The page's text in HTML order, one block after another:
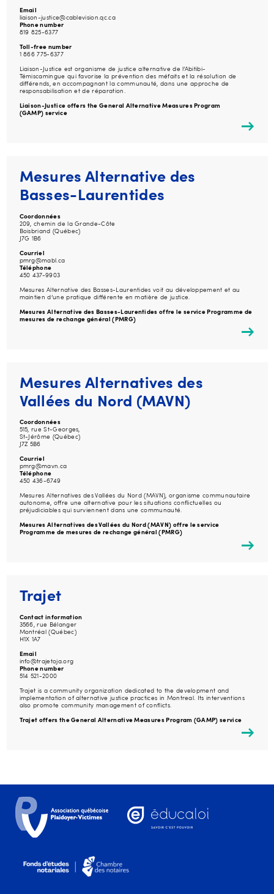
Email
liaison-justice@cablevision.qc.ca
Phone number
819 825-6377
Toll-free number
1 866 775-6377
Liaison-Justice est organisme de justice alternative de l’Abitibi-
Témiscamingue qui favorise la prévention des méfaits et la résolution de
différends, en accompagnant la communauté, dans une approche de
responsabilisation et de réparation.
Liaison-Justice offers the General Alternative Measures Program
(GAMP) service
Mesures Alternative des
Basses-Laurentides
Coordonnées
209, chemin de la Grande-Côte
Boisbriand (Québec)
J7G 1B6
Courriel
pmrg@mabl.ca
Téléphone
450 437-9903
Mesures Alternative des Basses-Laurentides voit au développement et au
maintien d’une pratique différente en matière de justice.
Mesures Alternative des Basses-Laurentides offre le service Programme de
mesures de rechange général (PMRG)
Mesures Alternatives des
Vallées du Nord (MAVN)
Coordonnées
515, rue St-Georges,
St-Jérôme (Québec)
J7Z 5B6
Courriel
pmrg@mavn.ca
Téléphone
450 436-6749
Mesures Alternatives des Vallées du Nord (MAVN), organisme communautaire
autonome, offre une alternative pour les situations conflictuelles ou
préjudiciables qui surviennent dans une communauté.
Mesures Alternatives des Vallées du Nord (MAVN) offre le service
Programme de mesures de rechange général (PMRG)
Trajet
Contact information
3566, rue Bélanger
Montréal (Québec)
H1X 1A7
Email
info@trajetoja.org
Phone number
514 521-2000
Trajet is a community organization dedicated to the development and
implementation of alternative justice practices in Montreal. Its interventions
also promote community management of conflicts.
Trajet offers the General Alternative Measures Program (GAMP) service